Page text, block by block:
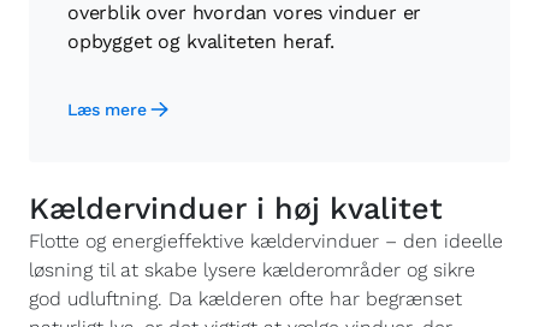
overblik over hvordan vores vinduer er
opbygget og kvaliteten heraf.
Læs mere
Kældervinduer i høj kvalitet
Flotte og energieffektive kældervinduer – den ideelle
løsning til at skabe lysere kælderområder og sikre
god udluftning. Da kælderen ofte har begrænset